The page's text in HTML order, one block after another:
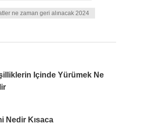
ne zaman geri alınacak 2024
Içinde Yürümek Ne
Nedir Kısaca